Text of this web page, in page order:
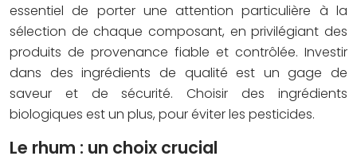
essentiel de porter une attention particulière à la
sélection de chaque composant, en privilégiant des
produits de provenance fiable et contrôlée. Investir
dans des ingrédients de qualité est un gage de
saveur et de sécurité. Choisir des ingrédients
biologiques est un plus, pour éviter les pesticides.
Le rhum : un choix crucial